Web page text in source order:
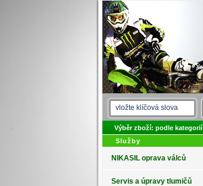
Výběr zboží: podle kategorií
Služby
NIKASIL oprava válců
Servis a úpravy tlumičů